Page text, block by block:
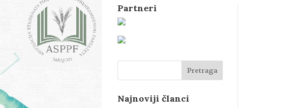
Partneri
Najnoviji članci